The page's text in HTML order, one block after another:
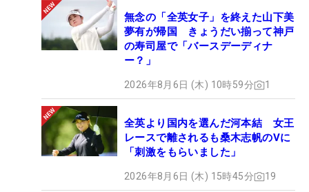
無念の「全英女子」を終えた山下美
夢有が帰国 きょうだい揃って神戸
の寿司屋で「バースデーディナ
ー？」
2026年8月6日 (木) 10時59分 1
全英より国内を選んだ河本結 女王
レースで離されるも桑木志帆のVに
「刺激をもらいました」
2026年8月6日 (木) 15時45分 19